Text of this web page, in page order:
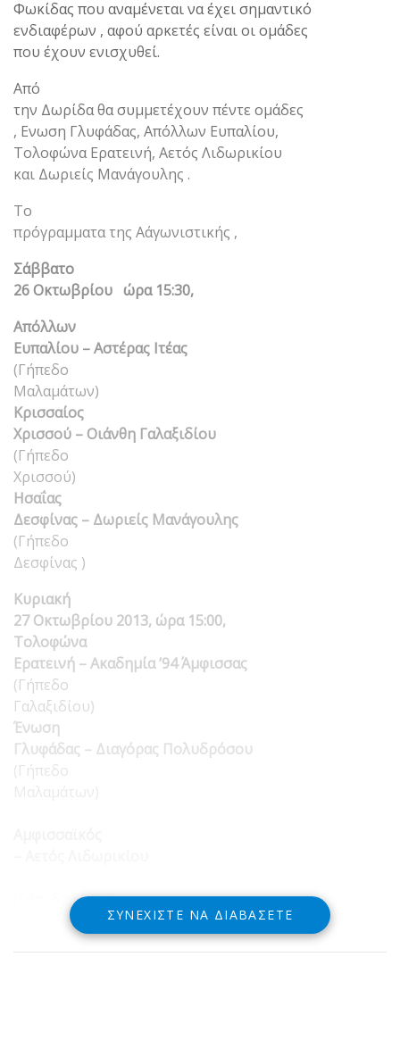
Φωκίδας που αναμένεται να έχει σημαντικό
ενδιαφέρων , αφού αρκετές είναι οι ομάδες
που έχουν ενισχυθεί.
Από
την Δωρίδα θα συμμετέχουν πέντε ομάδες
, Ενωση Γλυφάδας, Απόλλων Ευπαλίου,
Τολοφώνα Ερατεινή, Αετός Λιδωρικίου
και Δωριείς Μανάγουλης .
Το
πρόγραμματα της Α΄αγωνιστικής ,
Σάββατο
26 Οκτωβρίου ώρα 15:30,
Απόλλων
Ευπαλίου – Αστέρας Ιτέας
(Γήπεδο
Μαλαμάτων)
Κρισσαίος
Χρισσού – Οιάνθη Γαλαξιδίου
(Γήπεδο
Χρισσού)
Ησαΐας
Δεσφίνας – Δωριείς Μανάγουλης
(Γήπεδο
Δεσφίνας )
Κυριακή
27 Οκτωβρίου 2013, ώρα 15:00,
Τολοφώνα
Ερατεινή – Ακαδημία ’94 Άμφισσας
(Γήπεδο
Γαλαξιδίου)
Ένωση
Γλυφάδας – Διαγόρας Πολυδρόσου
(Γήπεδο
(Γήπεδο ΕΠΣ Άμφισσας)
ΣΥΝΕΧΊΣΤΕ ΝΑ ΔΙΑΒΆΣΕΤΕ